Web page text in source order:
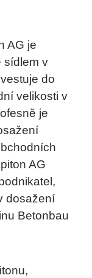
AG je
sídlem v
do
velikosti v
je
AG
dosažení
Betonbau